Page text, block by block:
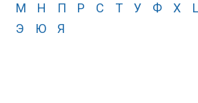
М
Н П Р С Т У Ф Х
Э
Ю Я